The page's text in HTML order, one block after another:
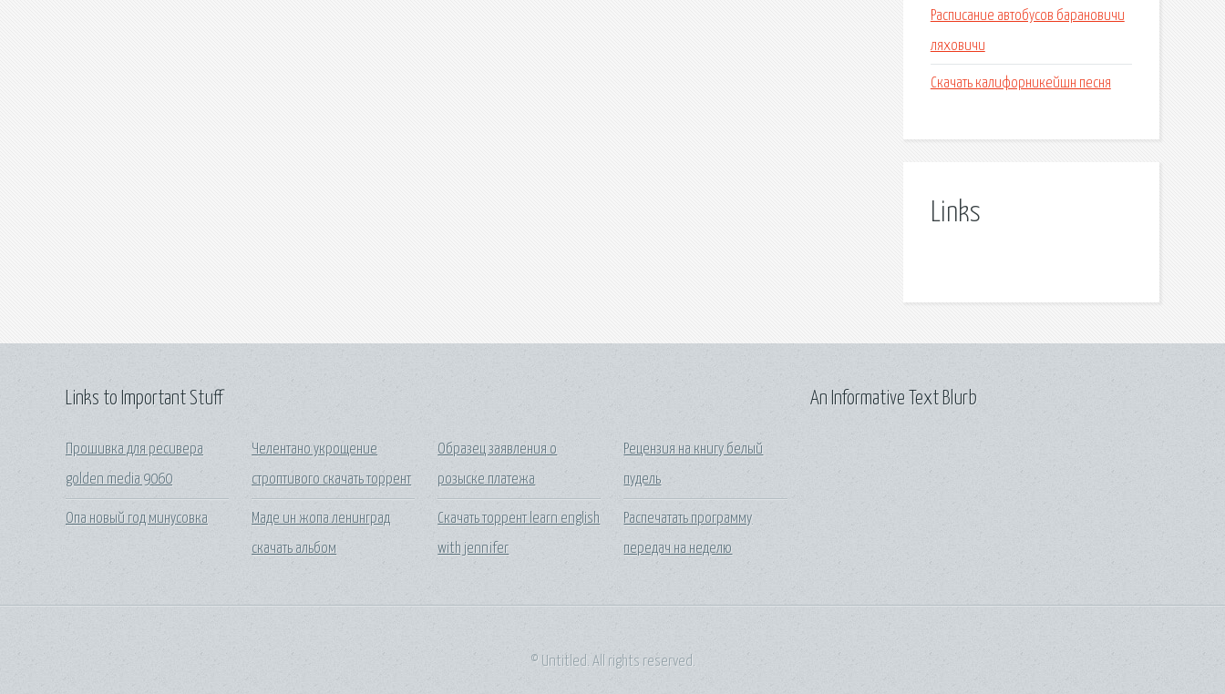
Расписание автобусов барановичи
ляховичи
Скачать калифорникейшн песня
Links
Links to Important Stuff
Прошивка для ресивера
golden media 9060
Опа новый год минусовка
Челентано укрощение
строптивого скачать торрент
Маде ин жопа ленинград
скачать альбом
Образец заявления о
розыске платежа
Скачать торрент learn english
with jennifer
Рецензия на книгу белый
пудель
Распечатать программу
передач на неделю
An Informative Text Blurb
© Untitled. All rights reserved.